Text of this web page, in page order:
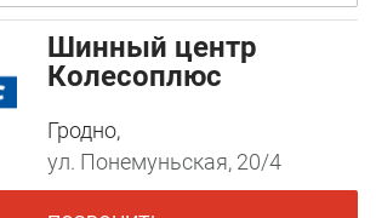
Шинный центр
Колесоплюс
Гродно,
ул. Понемуньская, 20/4